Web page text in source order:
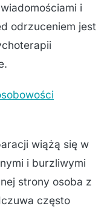
i
odrzuceniem jest
wiążą się w
i burzliwymi
strony osoba z
często